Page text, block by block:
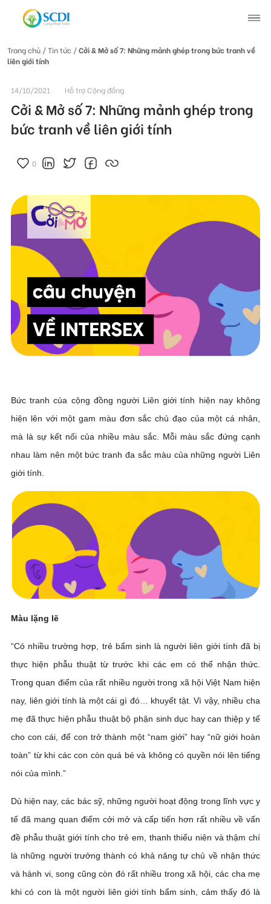
Hoạt động của SCDI
Tin tức chung
Tuyển dụng
Tài liệu
Liên hệ
TRUNG TÂM HỖ TRỢ SÁNG KIẾN PHÁT TRIỂN CỘNG ĐỒNG
Fax: +84-24-3572 0689
Email: scdi@scdi.org.vn
Trang chủ / Tin tức /Cởi & Mở số 7: Những mảnh ghép trong bức tranh về
liên giới tính
14/10/2021 Hỗ trợ Cộng đồng
Cởi & Mở số 7: Những mảnh ghép trong
bức tranh về liên giới tính
0
Bức tranh của cộng đồng người Liên giới tính hiện nay không
hiện lên với một gam màu đơn sắc chủ đạo của một cá nhân,
mà là sự kết nối của nhiều màu sắc. Mỗi màu sắc đứng cạnh
nhau làm nên một bức tranh đa sắc màu của những người Liên
giới tính.
Màu lặng lẽ
“Có nhiều trường hợp, trẻ bẩm sinh là người liên giới tính đã bị
thực hiện phẫu thuật từ trước khi các em có thể nhận thức.
Trong quan điểm của rất nhiều người trong xã hội Việt Nam hiện
nay, liên giới tính là một cái gì đó… khuyết tật. Vì vậy, nhiều cha
mẹ đã thực hiện phẫu thuật bộ phận sinh dục hay can thiệp y tế
cho con cái, để con trở thành một “nam giới” hay “nữ giới hoàn
toàn” từ khi các con còn quá bé và không có quyền nói lên tiếng
nói của mình.”
Dù hiện nay, các bác sỹ, những người hoạt động trong lĩnh vực y
tế đã mang quan điểm cởi mở và cấp tiến hơn rất nhiều về vấn
đề phẫu thuật giới tính cho trẻ em, thanh thiếu niên và thậm chí
là những người trưởng thành có khả năng tự chủ về nhận thức
và hành vi, song cũng còn đó rất nhiều trong xã hội, các cha mẹ
khi có con là một người liên giới tính bẩm sinh, cảm thấy đó là